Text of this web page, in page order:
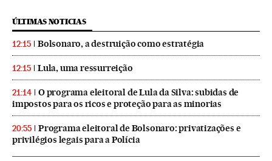
ÚLTIMAS NOTICIAS
12:15 Bolsonaro, a destruição como estratégia
12:15 Lula, uma ressurreição
21:14
O programa eleitoral de Lula da Silva: subidas de
impostos para os ricos e proteção para as minorias
20:55
Programa eleitoral de Bolsonaro: privatizações e
privilégios legais para a Polícia